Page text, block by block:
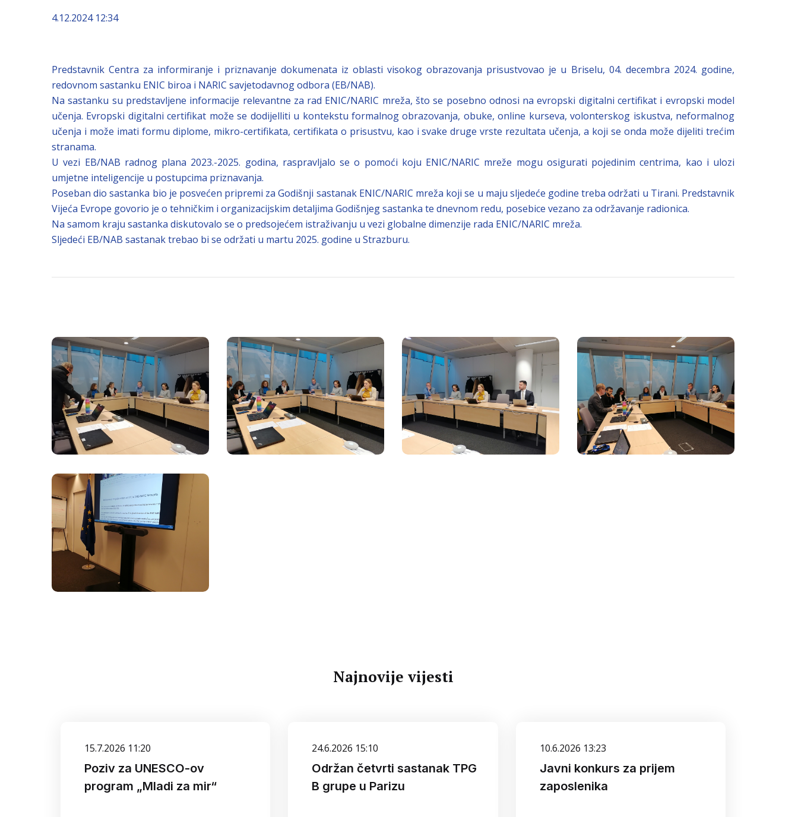
4.12.2024 12:34
Predstavnik Centra za informiranje i priznavanje dokumenata iz oblasti visokog obrazovanja prisustvovao je u Briselu, 04. decembra 2024. godine,
redovnom sastanku ENIC biroa i NARIC savjetodavnog odbora (EB/NAB).
Na sastanku su predstavljene informacije relevantne za rad ENIC/NARIC mreža, što se posebno odnosi na evropski digitalni certifikat i evropski model
učenja. Evropski digitalni certifikat može se dodijelliti u kontekstu formalnog obrazovanja, obuke, online kurseva, volonterskog iskustva, neformalnog
učenja i može imati formu diplome, mikro-certifikata, certifikata o prisustvu, kao i svake druge vrste rezultata učenja, a koji se onda može dijeliti trećim
stranama.
U vezi EB/NAB radnog plana 2023.-2025. godina, raspravljalo se o pomoći koju ENIC/NARIC mreže mogu osigurati pojedinim centrima, kao i ulozi
umjetne inteligencije u postupcima priznavanja.
Poseban dio sastanka bio je posvećen pripremi za Godišnji sastanak ENIC/NARIC mreža koji se u maju sljedeće godine treba održati u Tirani. Predstavnik
Vijeća Evrope govorio je o tehničkim i organizacijskim detaljima Godišnjeg sastanka te dnevnom redu, posebice vezano za održavanje radionica.
Na samom kraju sastanka diskutovalo se o predsojećem istraživanju u vezi globalne dimenzije rada ENIC/NARIC mreža.
Sljedeći EB/NAB sastanak trebao bi se održati u martu 2025. godine u Strazburu.
Najnovije vijesti
15.7.2026 11:20
Poziv za UNESCO-ov
program „Mladi za mir“
24.6.2026 15:10
Održan četvrti sastanak TPG
B grupe u Parizu
10.6.2026 13:23
Javni konkurs za prijem
zaposlenika